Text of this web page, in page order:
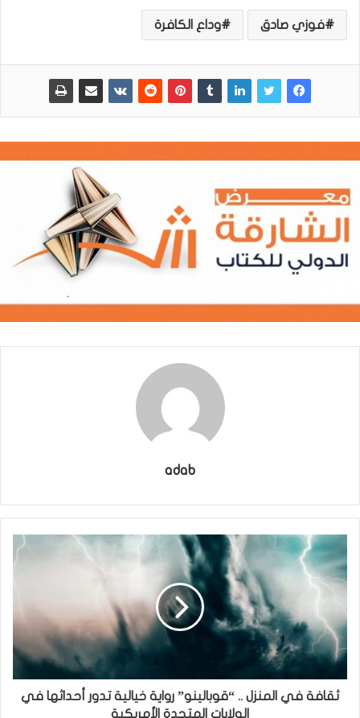
فوزي صادق وداع الكافرة
adab
ثقافة في المنزل .. “قوبالينو” رواية خيالية تدور أحداثها في
الولايات المتحدة الأمريكية